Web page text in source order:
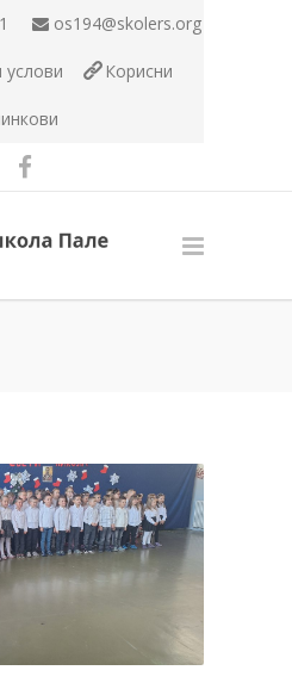
os194@skolers.org
услови Корисни